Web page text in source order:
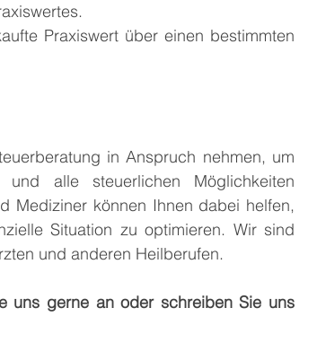
Praxiswert über einen bestimmten
in Anspruch nehmen, um
alle steuerlichen Möglichkeiten
Mediziner können Ihnen dabei helfen,
Situation zu optimieren. Wir sind
und anderen Heilberufen.
uns gerne an oder schreiben Sie uns